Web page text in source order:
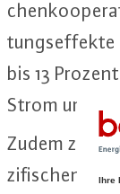
tungs­ef­fek­te
bis 13
Strom um 6
Zudem zeigt
zi­fi­schen